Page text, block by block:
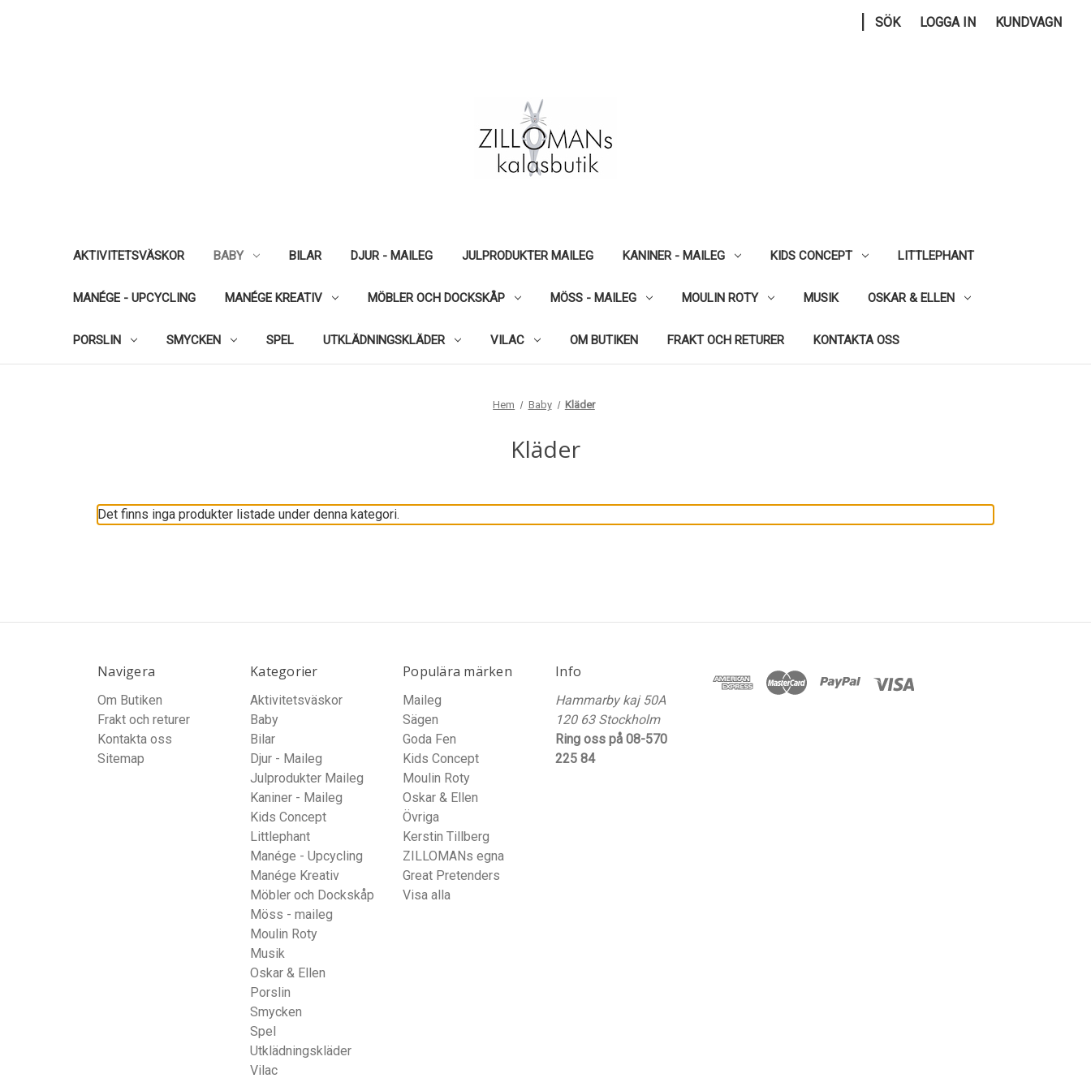
SÖK LOGGA IN KUNDVAGN
AKTIVITETSVÄSKOR BABY BILAR DJUR - MAILEG JULPRODUKTER MAILEG KANINER - MAILEG KIDS CONCEPT LITTLEPHANT
MANÉGE - UPCYCLING MANÉGE KREATIV MÖBLER OCH DOCKSKÅP MÖSS - MAILEG MOULIN ROTY MUSIK OSKAR & ELLEN
PORSLIN SMYCKEN SPEL UTKLÄDNINGSKLÄDER VILAC OM BUTIKEN FRAKT OCH RETURER KONTAKTA OSS
Hem Baby Kläder
Kläder
Det finns inga produkter listade under denna kategori.
Navigera
Om Butiken
Frakt och returer
Kontakta oss
Sitemap
Kategorier
Aktivitetsväskor
Baby
Bilar
Djur - Maileg
Julprodukter Maileg
Kaniner - Maileg
Kids Concept
Littlephant
Manége - Upcycling
Manége Kreativ
Möbler och Dockskåp
Möss - maileg
Moulin Roty
Musik
Oskar & Ellen
Porslin
Smycken
Spel
Utklädningskläder
Vilac
Populära märken
Maileg
Sägen
Goda Fen
Kids Concept
Moulin Roty
Oskar & Ellen
Övriga
Kerstin Tillberg
ZILLOMANs egna
Great Pretenders
Visa alla
Info
Hammarby kaj 50A
120 63 Stockholm
Ring oss på 08-570
225 84